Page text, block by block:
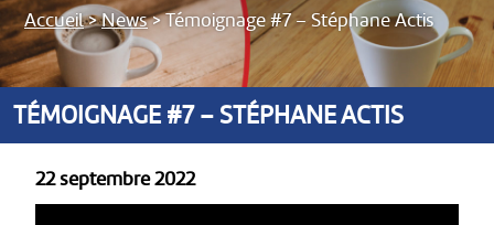
Accueil>News>Témoignage #7 – Stéphane Actis
TÉMOIGNAGE #7 – STÉPHANE ACTIS
22 septembre 2022